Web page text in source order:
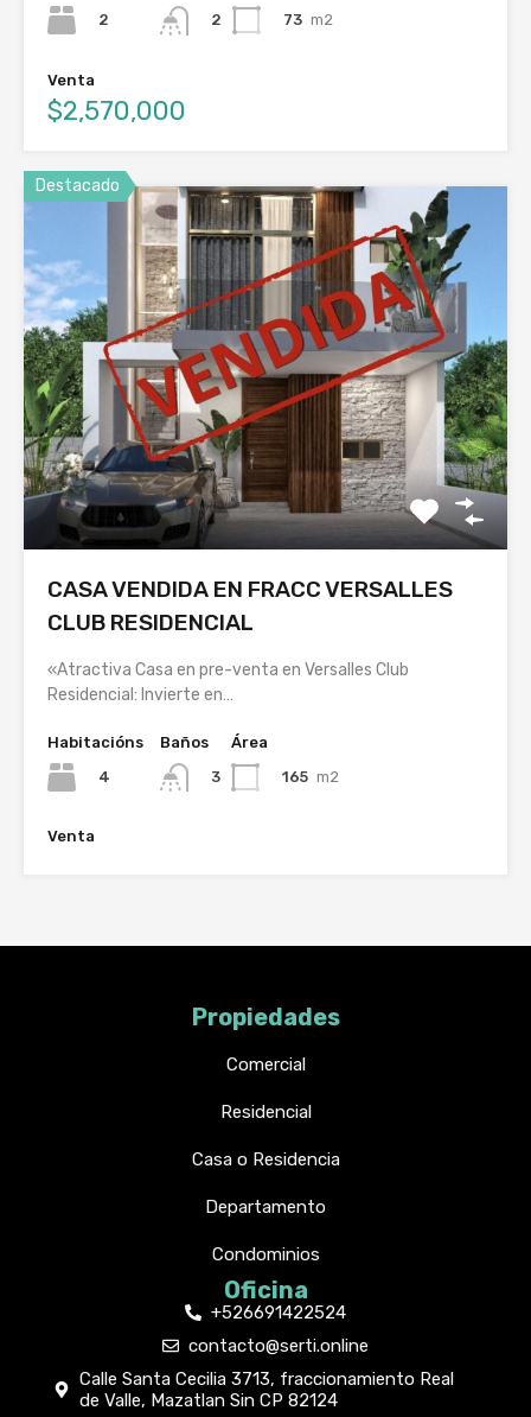
2
2
73 m2
Venta
$2,570,000
Destacado
CASA VENDIDA EN FRACC VERSALLES
CLUB RESIDENCIAL
«Atractiva Casa en pre-venta en Versalles Club
Residencial: Invierte en…
Habitacións
4
Baños
3
Área
165 m2
Venta
Propiedades
Comercial
Residencial
Casa o Residencia
Departamento
Condominios
Oficina
+526691422524
contacto@serti.online
Calle Santa Cecilia 3713, fraccionamiento Real
de Valle, Mazatlan Sin CP 82124